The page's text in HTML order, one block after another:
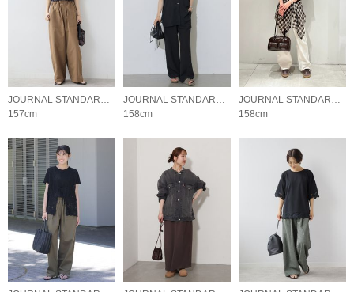
JOURNAL STANDARD relume LADYS
157cm
JOURNAL STANDARD relume LADYS
158cm
JOURNAL STANDARD relume LADYS
158cm